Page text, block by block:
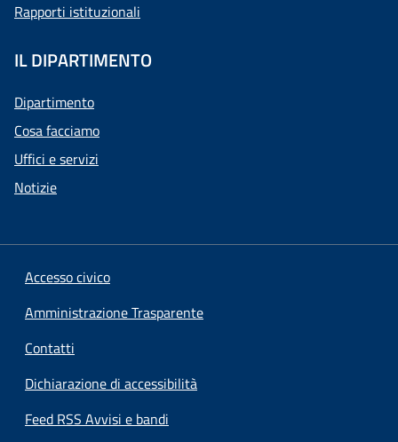
Rapporti istituzionali
IL DIPARTIMENTO
Dipartimento
Cosa facciamo
Uffici e servizi
Notizie
Accesso civico
Amministrazione Trasparente
Contatti
Dichiarazione di accessibilità
Feed RSS Avvisi e bandi